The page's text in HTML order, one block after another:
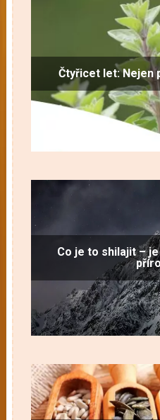
Čtyřicet let: Nejen
Co je to shilajit –